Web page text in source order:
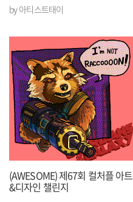
by 아티스트태이
(AWESOME) 제67회 컬처플 아트
&디자인 챌린지